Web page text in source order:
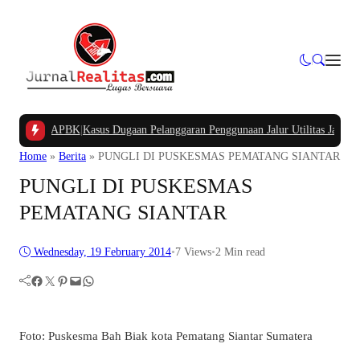
APBK |Kasus Dugaan Pelanggaran Penggunaan Jalur Utilitas Jababeka
Home » Berita » PUNGLI DI PUSKESMAS PEMATANG SIANTAR
PUNGLI DI PUSKESMAS
PEMATANG SIANTAR
Wednesday, 19 February 2014•7 Views•2 Min read
Facebook Twitter Pinterest Mail WhatsApp
Foto: Puskesma Bah Biak kota Pematang Siantar Sumatera